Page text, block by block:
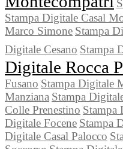
Stampa Digitale Casal
Marco Simone Stampa
Digitale Cesano Stampa
Digitale Rocca
Fusano Stampa Digitale
Manziana Stampa
Colle Prenestino Stampa
Digitale Focene Stampa
Digitale Casal Palocco